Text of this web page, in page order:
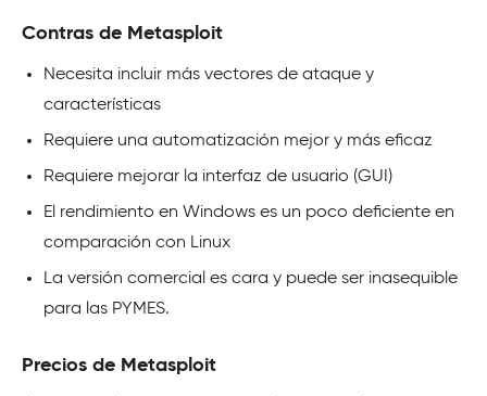
Contras de Metasploit
Necesita incluir más vectores de ataque y
características
Requiere una automatización mejor y más eficaz
Requiere mejorar la interfaz de usuario (GUI)
El rendimiento en Windows es un poco deficiente en
comparación con Linux
La versión comercial es cara y puede ser inasequible
para las PYMES.
Precios de Metasploit